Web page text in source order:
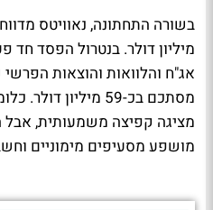
מיליון דולר. בנטרול הפסד חד
אג"ח והלוואות והוצאות
מסתכם בכ-59
מציגה קפיצה משמעותית, אבל
מושפע מסעיפים מימוניים